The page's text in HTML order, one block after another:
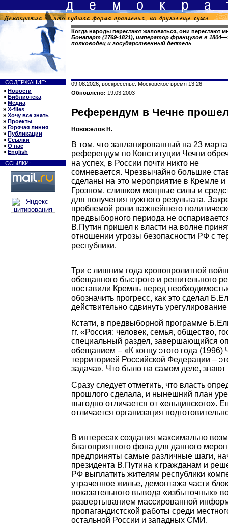
Когда народы перестают жаловаться, они перестают
Бонапарт (1769-1821), император французов в
полководец и государственный деятель
СОДЕРЖАНИЕ:
» Новости
» Библиотека
» Медиа
» X-files
» Хочу все знать
» Проекты
» Горячая линия
» Публикации
» Ссылки
» О нас
» English
ССЫЛКИ:
09.08.2026, воскресенье. Московское время 13:26
Обновлено: 19.03.2003
Референдум в Чечне
Новоселов Н.
В том, что запланированный на 23 марта
референдум по Конституции Чечни
на успех, в России почти никто не
сомневается. Чрезвычайно большие
сделаны на это мероприятие в Кремле и
Грозном, слишком мощные силы и
для получения нужного результата.
проблемой роли важнейшего
предвыборного периода не
В.Путин пришел к власти на волне
отношении угрозы безопасности РФ с
республики.
Три с лишним года кровопролитной
обещанного быстрого и решительного
поставили Кремль перед
обозначить прогресс, как это сделал
действительно сдвинуть
Кстати, в предвыборной программе
гг. «Россия: человек, семья, общество,
специальный раздел, завершающийся
обещанием – «К концу этого года (1996)
территорией Российской Федерации –
задача». Что было на самом деле, знают
Сразу следует отметить, что власть
прошлого сделала, и нынешний план
выгодно отличается от «ельцинского».
отличается организация
В интересах создания максимально
благоприятного фона для данного
предприняты самые различные шаги,
президента В.Путина к гражданам и
РФ выплатить жителям республики
утраченное жилье, демонтажа части
показательного вывода «избыточных»
развертыванием массированной
пропагандистской работы среди
остальной России и западных СМИ.